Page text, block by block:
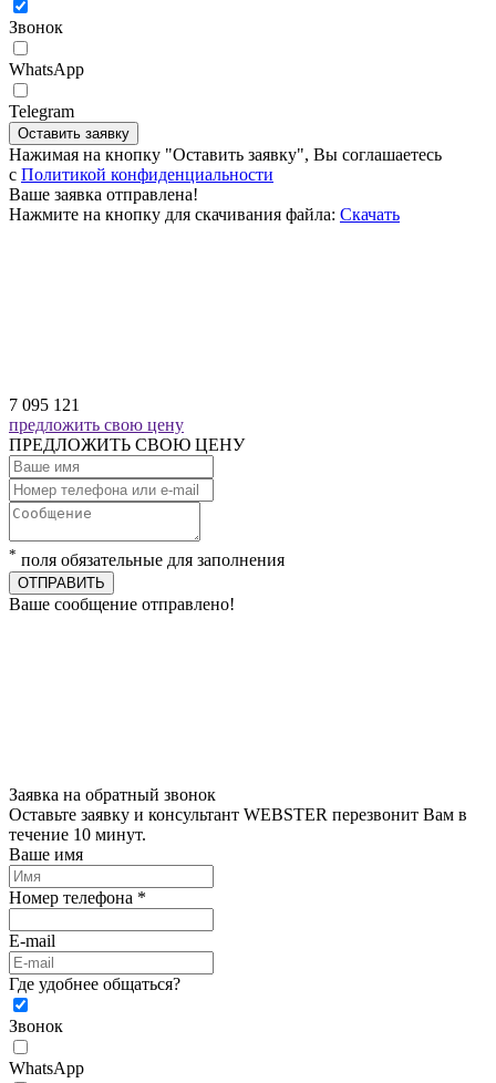
Звонок
WhatsApp
Telegram
Оставить заявку
Нажимая на кнопку "Оставить заявку", Вы соглашаетесь
c Политикой конфиденциальности
Ваше заявка отправлена!
Нажмите на кнопку для скачивания файла: Скачать
7 095 121
предложить свою цену
ПРЕДЛОЖИТЬ СВОЮ ЦЕНУ
* поля обязательные для заполнения
ОТПРАВИТЬ
Ваше сообщение отправлено!
Заявка на обратный звонок
Оставьте заявку и консультант WEBSTER перезвонит Вам в
течение 10 минут.
Ваше имя
Номер телефона *
E-mail
Где удобнее общаться?
Звонок
WhatsApp